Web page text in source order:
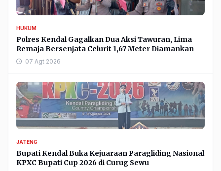
HUKUM
Polres Kendal Gagalkan Dua Aksi Tawuran, Lima
Remaja Bersenjata Celurit 1,67 Meter Diamankan
07 Agt 2026
JATENG
Bupati Kendal Buka Kejuaraan Paragliding Nasional
KPXC Bupati Cup 2026 di Curug Sewu